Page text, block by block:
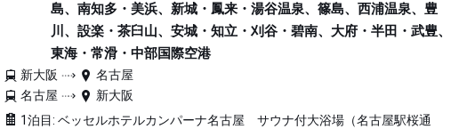
島、南知多・美浜、新城・鳳来・湯谷温泉、篠島、西浦温泉、豊
川、設楽・茶臼山、安城・知立・刈谷・碧南、大府・半田・武豊、
東海・常滑・中部国際空港
新大阪
名古屋
名古屋
新大阪
1泊目: ベッセルホテルカンパーナ名古屋 サウナ付大浴場（名古屋駅桜通